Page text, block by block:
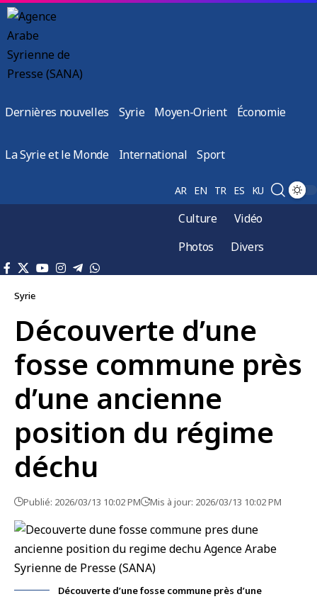
Dernières nouvelles Syrie Moyen-Orient Économie
La Syrie et le Monde International Sport
AR EN TR ES KU
Culture
Vidéo
Photos
Divers
Syrie
Découverte d’une
fosse commune près
d’une ancienne
position du régime
déchu
Publié: 2026/03/13 10:02 PM Mis à jour: 2026/03/13 10:02 PM
Découverte d’une fosse commune près d’une